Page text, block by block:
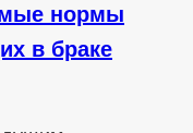
нормы
в браке